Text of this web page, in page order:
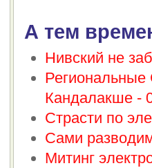
А тем
Нивский не
Региональные
Кандалакше -
Страсти по
Сами
Митинг